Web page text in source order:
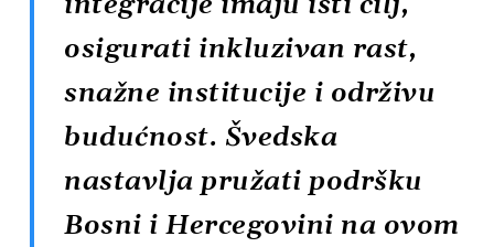
osigurati inkluzivan rast,
snažne institucije i održivu
budućnost. Švedska
nastavlja pružati podršku
Bosni i Hercegovini na ovom